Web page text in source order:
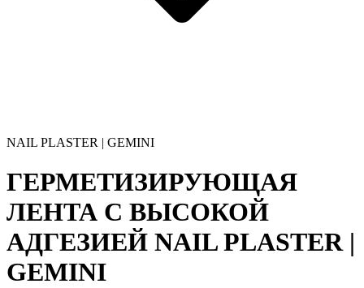
NAIL PLASTER | GEMINI
ГЕРМЕТИЗИРУЮЩАЯ
ЛЕНТА С ВЫСОКОЙ
АДГЕЗИЕЙ NAIL PLASTER |
GEMINI